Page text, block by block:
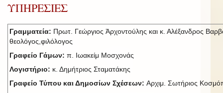
ΥΠΗΡΕΣΙΕΣ
Γραμματεία: Πρωτ. Γεώργιος Ἀρχοντούλης και κ. Αλέξανδρος
θεολόγος,φιλόλογος
Γραφείο Γάμων: π. Ιωακείμ Μοσχονάς
Λογιστήριο: κ. Δημήτριος Σταματάκης
Γραφείο Τύπου και Δημοσίων Σχέσεων: Αρχιμ. Σωτήριος